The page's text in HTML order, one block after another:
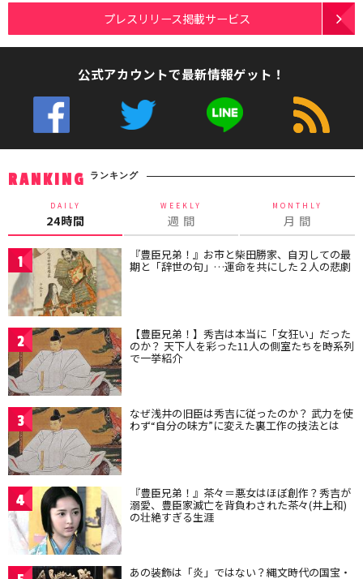
プレスリリース掲載サービス
公式アカウントで最新情報ゲット！
RANKING ランキング
DAILY
24時間
WEEKLY
週 間
MONTHLY
月 間
1 『豊臣兄弟！』お市と柴田勝家、自刃しての最
期と「辞世の句」…運命を共にした２人の悲劇
2 【豊臣兄弟！】秀吉は本当に「女狂い」だった
のか？ 天下人を彩った11人の側室たちを時系列
で一挙紹介
3 なぜ浅井の旧臣は秀吉に従ったのか？ 武力を使
わず“自分の味方”に変えた裏工作の技法とは
4 『豊臣兄弟！』茶々＝悪女はほぼ創作？秀吉が
溺愛、豊臣家滅亡を背負わされた茶々(井上和)
の壮絶すぎる生涯
あの装飾は「炎」ではない？縄文時代の国宝・